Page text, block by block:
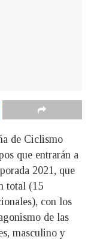
de Ciclismo
que entrarán a
2021, que
total (15
con los
de las
masculino y